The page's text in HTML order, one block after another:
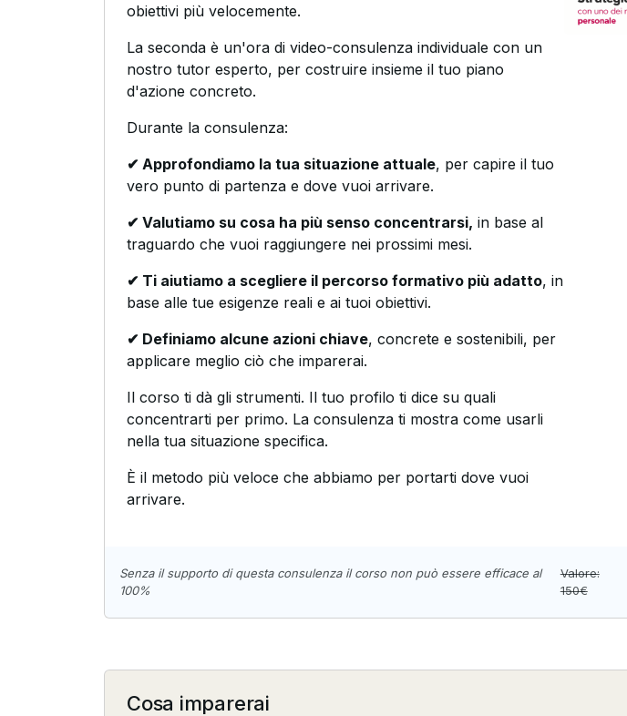
obiettivi più velocemente.
La seconda è un'ora di video-consulenza individuale con un
nostro tutor esperto, per costruire insieme il tuo piano
d'azione concreto.
Durante la consulenza:
✔ Approfondiamo la tua situazione attuale, per capire il tuo
vero punto di partenza e dove vuoi arrivare.
✔ Valutiamo su cosa ha più senso concentrarsi, in base al
traguardo che vuoi raggiungere nei prossimi mesi.
✔ Ti aiutiamo a scegliere il percorso formativo più adatto, in
base alle tue esigenze reali e ai tuoi obiettivi.
✔ Definiamo alcune azioni chiave, concrete e sostenibili, per
applicare meglio ciò che imparerai.
Il corso ti dà gli strumenti. Il tuo profilo ti dice su quali
concentrarti per primo. La consulenza ti mostra come usarli
nella tua situazione specifica.
È il metodo più veloce che abbiamo per portarti dove vuoi
arrivare.
Senza il supporto di questa consulenza il corso non può essere efficace al
100%
Valore:
150€
Cosa imparerai